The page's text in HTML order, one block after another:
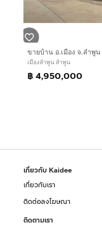
ขายบ้าน อ.เมือง จ.ลำพูน
เมืองลำพูน ลำพูน
฿ 4,950,000
เกี่ยวกับ Kaidee
เกี่ยวกับเรา
ติดต่อลงโฆษณา
ติดตามเรา